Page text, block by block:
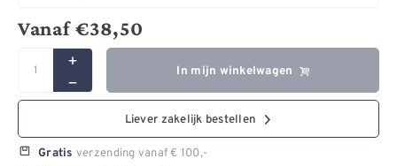
Vanaf€38,50
In mijn winkelwagen
Liever zakelijk bestellen
Gratis verzending vanaf € 100,-